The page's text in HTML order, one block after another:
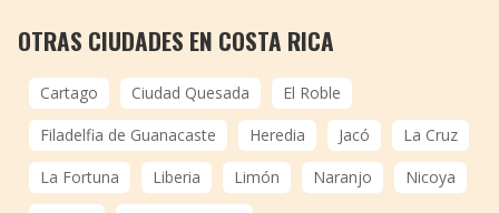
OTRAS CIUDADES EN COSTA RICA
Cartago Ciudad Quesada
El Roble
Filadelfia de Guanacaste
Heredia Jacó
La Cruz
La Fortuna
Liberia Limón Naranjo
Nicoya